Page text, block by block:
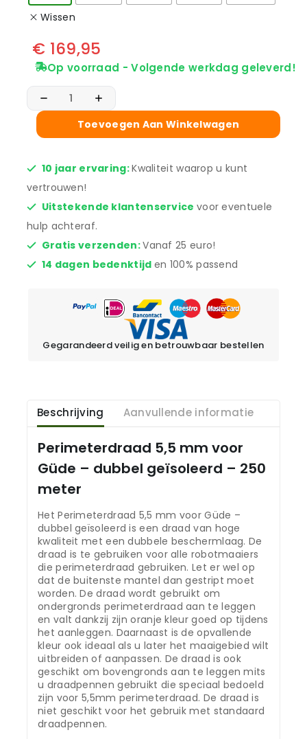
Wissen
€ 169,95
Op voorraad - Volgende werkdag geleverd!
Toevoegen Aan Winkelwagen
10 jaar ervaring:Kwaliteit waarop u kunt
vertrouwen!
Uitstekende klantenservice voor eventuele
hulp achteraf.
Gratis verzenden:Vanaf 25 euro!
14 dagen bedenktijd en 100% passend
Gegarandeerd veilig en betrouwbaar bestellen
Beschrijving Aanvullende informatie
Perimeterdraad 5,5 mm voor
Güde – dubbel geïsoleerd – 250
meter
Het Perimeterdraad 5,5 mm voor Güde –
dubbel geïsoleerd is een draad van hoge
kwaliteit met een dubbele beschermlaag. De
draad is te gebruiken voor alle robotmaaiers
die perimeterdraad gebruiken. Let er wel op
dat de buitenste mantel dan gestript moet
worden. De draad wordt gebruikt om
ondergronds perimeterdraad aan te leggen
en valt dankzij zijn oranje kleur goed op tijdens
het aanleggen. Daarnaast is de opvallende
kleur ook ideaal als u later het maaigebied wilt
uitbreiden of aanpassen. De draad is ook
geschikt om bovengronds aan te leggen mits
u draadpennen gebruikt die speciaal bedoeld
zijn voor 5,5mm perimeterdraad. De draad is
niet geschikt voor het gebruik met standaard
draadpennen.